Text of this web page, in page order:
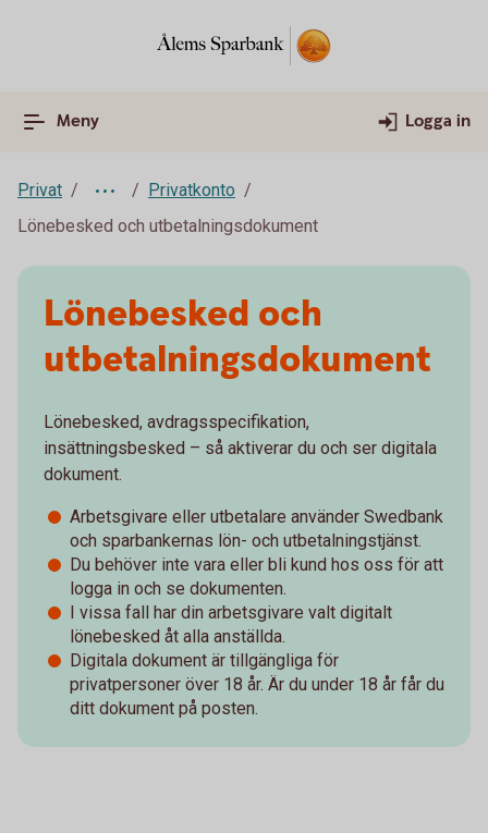
Meny Logga in
Privat
Privatkonto
Lönebesked och utbetalningsdokument
Lönebesked och
utbetalnings­dokument
Lönebesked, avdragsspecifikation,
insättningsbesked – så aktiverar du och ser digitala
dokument.
Arbetsgivare eller utbetalare använder Swedbank
och sparbankernas lön- och utbetalningstjänst.
Du behöver inte vara eller bli kund hos oss för att
logga in och se dokumenten.
I vissa fall har din arbetsgivare valt digitalt
lönebesked åt alla anställda.
Digitala dokument är tillgängliga för
privatpersoner över 18 år. Är du under 18 år får du
ditt dokument på posten.